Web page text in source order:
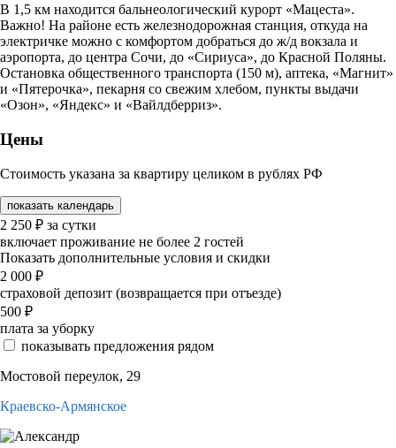
В 1,5 км находится бальнеологический курорт «Мацеста».
Важно! На районе есть железнодорожная станция, откуда на
электричке можно с комфортом добраться до ж/д вокзала и
аэропорта, до центра Сочи, до «Сириуса», до Красной Поляны.
Остановка общественного транспорта (150 м), аптека, «Магнит»
и «Пятерочка», пекарня со свежим хлебом, пункты выдачи
«Озон», «Яндекс» и «Вайлдберриз».
Цены
Стоимость указана за квартиру целиком в рублях РФ
показать календарь
2 250 ₽ за сутки
включает проживание не более 2 гостей
Показать дополнительные условия и скидки
2 000 ₽
страховой депозит (возвращается при отъезде)
500 ₽
плата за уборку
показывать предложения рядом
Мостовой переулок, 29
Краевско-Армянское